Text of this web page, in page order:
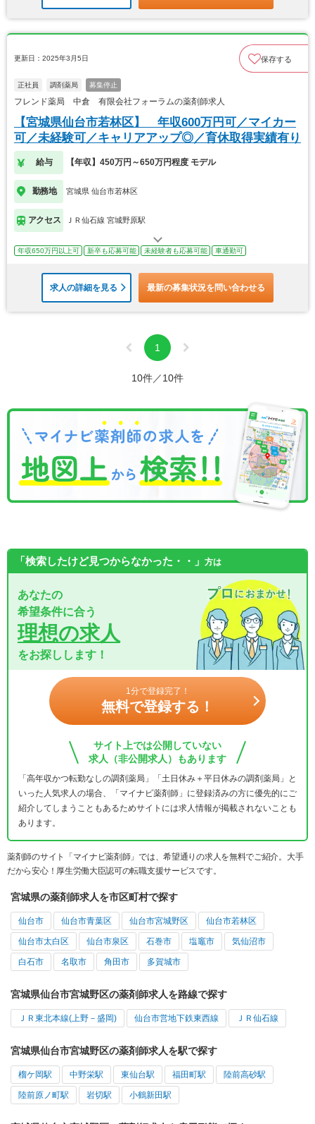
更新日：2025年3月5日 保存する
正社員 調剤薬局 募集停止
フレンド薬局 中倉 有限会社フォーラムの薬剤師求人
【宮城県仙台市若林区】 年収600万円可／マイカー
可／未経験可／キャリアアップ◎／育休取得実績有り
給与 【年収】450万円～650万円程度 モデル
勤務地 宮城県 仙台市若林区
アクセス ＪＲ仙石線 宮城野原駅
年収650万円以上可 新卒も応募可能 未経験者も応募可能 車通勤可
求人の詳細を見る 最新の募集状況を問い合わせる
1
10件／10件
「検索したけど見つからなかった・・」 方は
あなたの
希望条件に合う
理想の求人
をお探しします！
1分で登録完了！
無料で登録する！
サイト上では公開していない
求人（非公開求人）もあります
「高年収かつ転勤なしの調剤薬局」「土日休み＋平日休みの調剤薬局」と
いった人気求人の場合、「マイナビ薬剤師」に登録済みの方に優先的にご
紹介してしまうこともあるためサイトには求人情報が掲載されないことも
あります。
薬剤師のサイト「マイナビ薬剤師」では、希望通りの求人を無料でご紹介。大手
だから安心！厚生労働大臣認可の転職支援サービスです。
宮城県の薬剤師求人を市区町村で探す
仙台市 仙台市青葉区 仙台市宮城野区 仙台市若林区
仙台市太白区 仙台市泉区 石巻市 塩竈市 気仙沼市
白石市 名取市 角田市 多賀城市
宮城県仙台市宮城野区の薬剤師求人を路線で探す
ＪＲ東北本線(上野－盛岡) 仙台市営地下鉄東西線 ＪＲ仙石線
宮城県仙台市宮城野区の薬剤師求人を駅で探す
榴ケ岡駅 中野栄駅 東仙台駅 福田町駅 陸前高砂駅
陸前原ノ町駅 岩切駅 小鶴新田駅